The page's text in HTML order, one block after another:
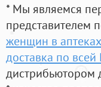
* Мы являемся
представителем
женщин в аптеках
доставка по
дистрибьютором